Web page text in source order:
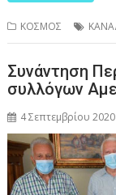
ΚΟΣΜΟΣ
Συνάντηση
συλλόγων
4 Σεπτεμβρίου 2020